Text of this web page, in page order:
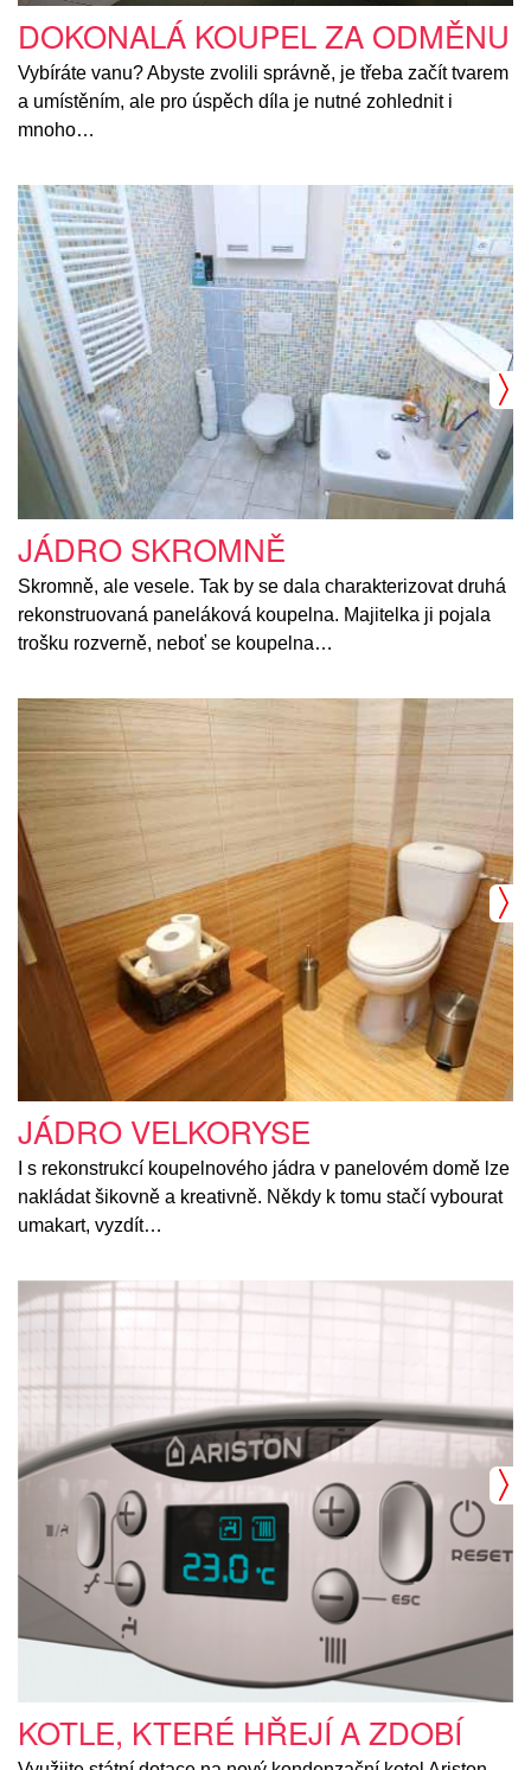
DOKONALÁ KOUPEL ZA ODMĚNU
Vybíráte vanu? Abyste zvolili správně, je třeba začít tvarem
a umístěním, ale pro úspěch díla je nutné zohlednit i
mnoho…
JÁDRO SKROMNĚ
Skromně, ale vesele. Tak by se dala charakterizovat druhá
rekonstruovaná paneláková koupelna. Majitelka ji pojala
trošku rozverně, neboť se koupelna…
JÁDRO VELKORYSE
I s rekonstrukcí koupelnového jádra v panelovém domě lze
nakládat šikovně a kreativně. Někdy k tomu stačí vybourat
umakart, vyzdít…
KOTLE, KTERÉ HŘEJÍ A ZDOBÍ